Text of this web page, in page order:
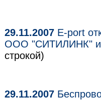
29.11.2007 Е-port
ООО "СИТИЛИНК"
строкой)
29.11.2007